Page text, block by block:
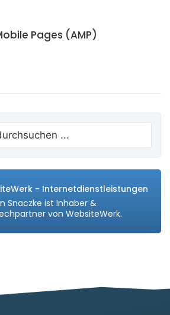
Pages (AMP)
- Internetdienstleistungen
Snaczke ist Inhaber &
von WebsiteWerk.